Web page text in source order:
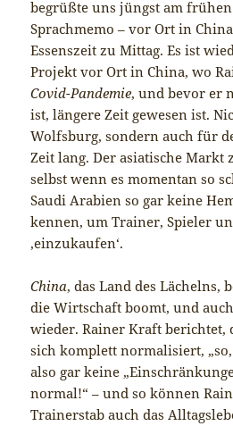
begrüßte uns jüngst am
Sprachmemo – vor Ort in
Essenszeit zu Mittag. Es ist
Projekt vor Ort in China, wo
Covid-Pandemie, und bevor er
ist, längere Zeit gewesen ist.
Wolfsburg, sondern auch für
Zeit lang. Der asiatische Markt
selbst wenn es momentan so
Saudi Arabien so gar keine
kennen, um Trainer, Spieler
‚einzukaufen‘.
China, das Land des Lächelns,
die Wirtschaft boomt, und
wieder. Rainer Kraft berichtet,
sich komplett normalisiert,
also gar keine
normal!“ – und so können
Trainerstab auch das